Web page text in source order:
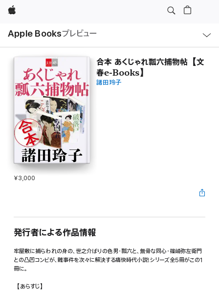
Apple
Apple Booksプレビュー
ル
合本 あくじゃれ瓢六捕物帖【文
春e-Books】
諸田玲子
¥3,000
発行者による作品情報
牢屋敷に捕らわれの身の、世之介ばりの色男・瓢六と、無骨な同心・篠崎弥左衛門
との凸凹コンビが、難事件を次々に解決する痛快時代小説!シリーズ全5冊がこの1
冊に。
【あらすじ】